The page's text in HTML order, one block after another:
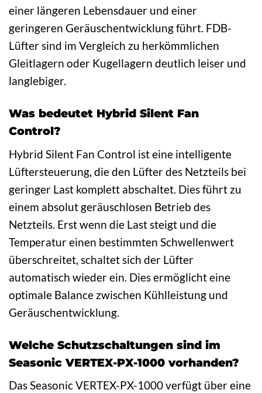
einer längeren Lebensdauer und einer
geringeren Geräuschentwicklung führt. FDB-
Lüfter sind im Vergleich zu herkömmlichen
Gleitlagern oder Kugellagern deutlich leiser und
langlebiger.
Was bedeutet Hybrid Silent Fan
Control?
Hybrid Silent Fan Control ist eine intelligente
Lüftersteuerung, die den Lüfter des Netzteils bei
geringer Last komplett abschaltet. Dies führt zu
einem absolut geräuschlosen Betrieb des
Netzteils. Erst wenn die Last steigt und die
Temperatur einen bestimmten Schwellenwert
überschreitet, schaltet sich der Lüfter
automatisch wieder ein. Dies ermöglicht eine
optimale Balance zwischen Kühlleistung und
Geräuschentwicklung.
Welche Schutzschaltungen sind im
Seasonic VERTEX-PX-1000 vorhanden?
Das Seasonic VERTEX-PX-1000 verfügt über eine